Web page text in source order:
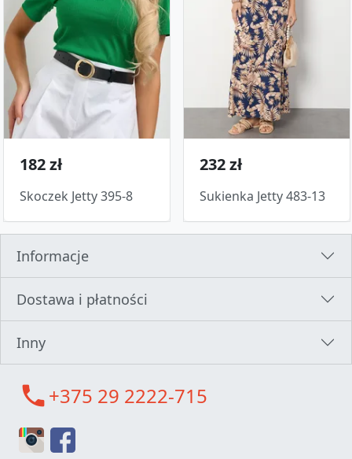
182 zł
Skoczek Jetty 395-8
232 zł
Sukienka Jetty 483-13
Informacje
Dostawa i płatności
Inny
call+375 29 2222-715